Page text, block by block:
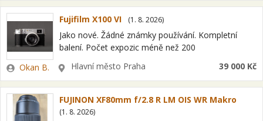
Fujifilm X100 VI (1. 8. 2026)
Jako nové. Žádné známky používání. Kompletní
balení. Počet expozic méně než 200
Zadavatel
Okan B. LokalitaHlavní město Praha 39 000 Kč
FUJINON XF80mm f/2.8 R LM OIS WR Makro
(1. 8. 2026)